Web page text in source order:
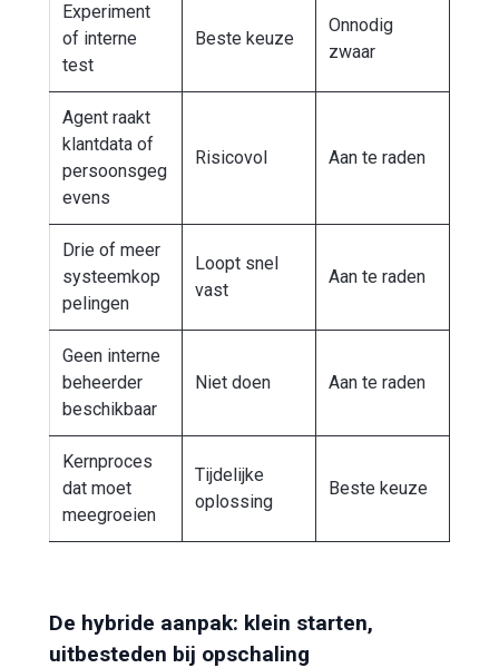
Experiment
of interne
test
Beste keuze
Onnodig
zwaar
Agent raakt
klantdata of
persoonsgeg
evens
Risicovol Aan te raden
Drie of meer
systeemkop
pelingen
Loopt snel
vast
Aan te raden
Geen interne
beheerder
beschikbaar
Niet doen Aan te raden
Kernproces
dat moet
meegroeien
Tijdelijke
oplossing
Beste keuze
De hybride aanpak: klein starten,
uitbesteden bij opschaling